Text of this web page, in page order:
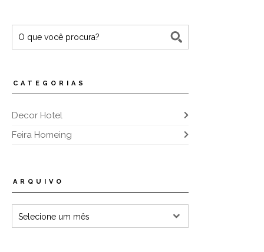
CATEGORIAS
Decor Hotel
Feira Homeing
ARQUIVO